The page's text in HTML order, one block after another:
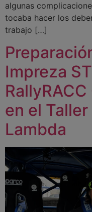
algunas
tocaba hacer los
trabajo […]
Impreza
en el
Lambda